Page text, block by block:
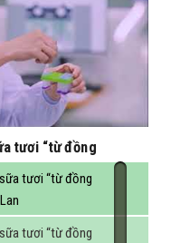
tươi “từ đồng
tươi “từ đồng
tươi “từ đồng